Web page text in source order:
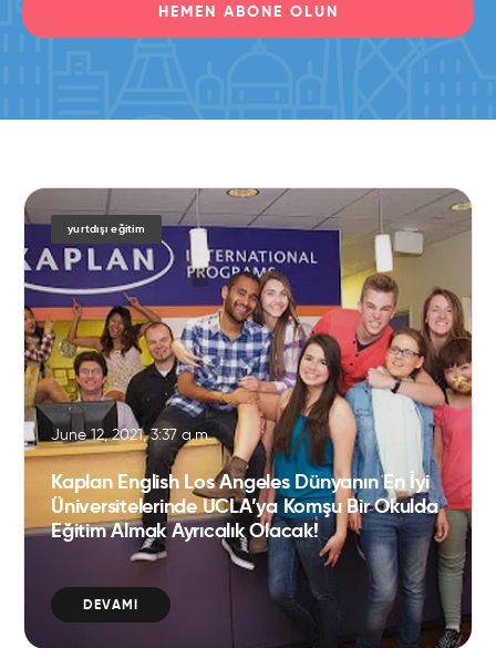
HEMEN ABONE OLUN
yurtdışı eğitim
June 12, 2021, 3:37 a.m.
Kaplan English Los Angeles Dünyanın En İyi
Üniversitelerinde UCLA’ya Komşu Bir Okulda
Eğitim Almak Ayrıcalık Olacak!
DEVAMI